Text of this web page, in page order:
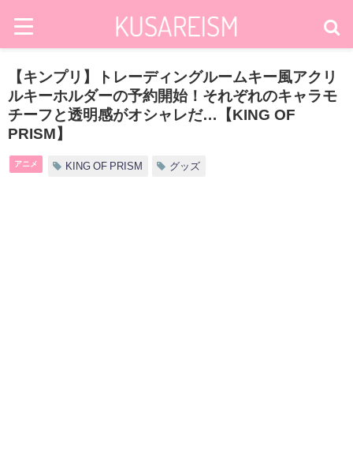
【キンプリ】トレーディングルームキー風アクリ
ルキーホルダーの予約開始！それぞれのキャラモ
チーフと透明感がオシャレだ…【KING OF
PRISM】
アニメ KING OF PRISM グッズ